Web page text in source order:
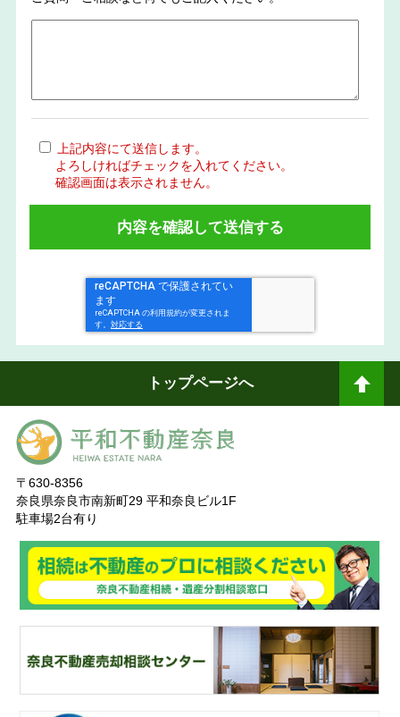
上記内容にて送信します。
よろしければチェックを入れてください。
確認画面は表示されません。
トップページへ
ージトップへ
〒630-8356
奈良県奈良市南新町29 平和奈良ビル1F
駐車場2台有り